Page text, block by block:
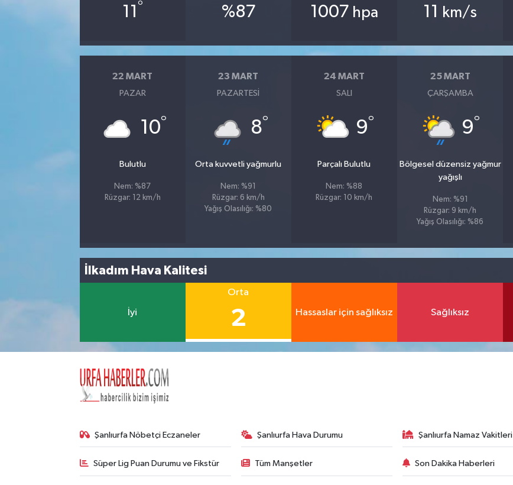
11° %87 1007 hpa 11 km/s
22 MART
PAZAR
10°
Bulutlu
Nem: %87
Rüzgar: 12 km/h
23 MART
PAZARTESI
8°
Orta kuvvetli yağmurlu
Nem: %91
Rüzgar: 6 km/h
Yağış Olasılığı: %80
24 MART
SALI
9°
Parçalı Bulutlu
Nem: %88
Rüzgar: 10 km/h
25 MART
ÇARŞAMBA
9°
Bölgesel düzensiz yağmur
yağışlı
Nem: %91
Rüzgar: 9 km/h
Yağış Olasılığı: %86
İlkadım Hava Kalitesi
İyi
Orta
2 Hassaslar için sağlıksız Sağlıksız
Şanlıurfa Nöbetçi Eczaneler Şanlıurfa Hava Durumu Şanlıurfa Namaz Vakitleri
Süper Lig Puan Durumu ve Fikstür Tüm Manşetler Son Dakika Haberleri